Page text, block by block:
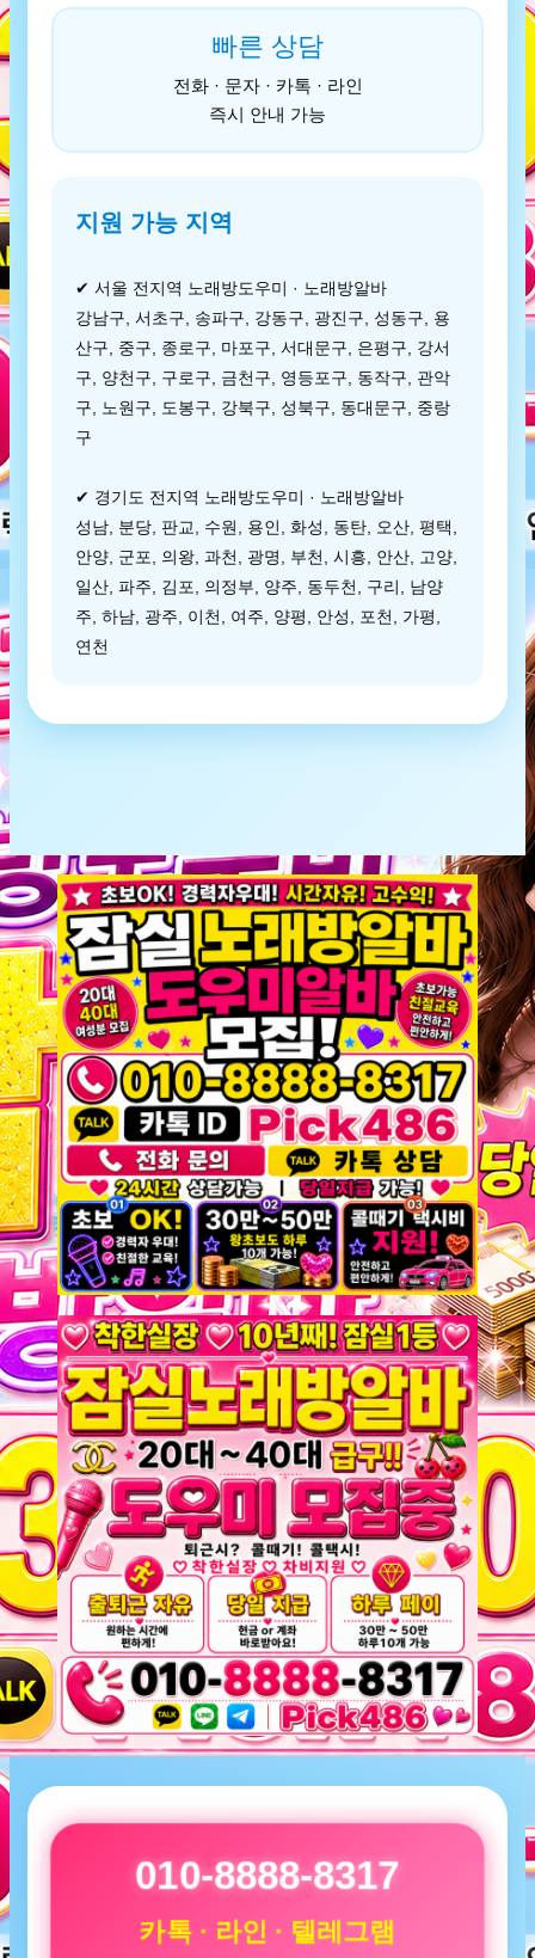
빠른 상담
전화 · 문자 · 카톡 · 라인
즉시 안내 가능
지원 가능 지역
✔ 서울 전지역 노래방도우미 · 노래방알바
강남구, 서초구, 송파구, 강동구, 광진구, 성동구, 용
산구, 중구, 종로구, 마포구, 서대문구, 은평구, 강서
구, 양천구, 구로구, 금천구, 영등포구, 동작구, 관악
구, 노원구, 도봉구, 강북구, 성북구, 동대문구, 중랑
구
✔ 경기도 전지역 노래방도우미 · 노래방알바
성남, 분당, 판교, 수원, 용인, 화성, 동탄, 오산, 평택,
안양, 군포, 의왕, 과천, 광명, 부천, 시흥, 안산, 고양,
일산, 파주, 김포, 의정부, 양주, 동두천, 구리, 남양
주, 하남, 광주, 이천, 여주, 양평, 안성, 포천, 가평,
연천
010-8888-8317
카톡 · 라인 · 텔레그램